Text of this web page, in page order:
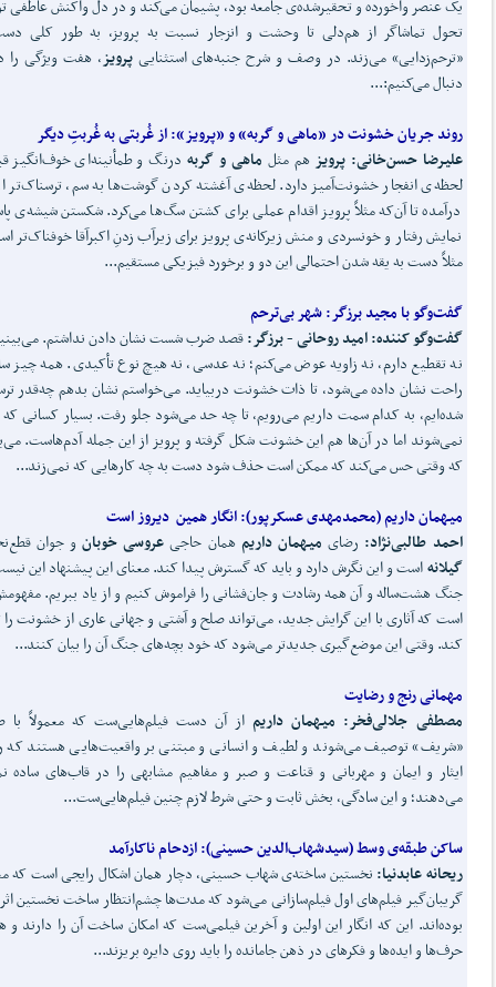
یک عنصر واخورده و تحقیرشده‌ی جامعه بود، پشیمان می‌کند و در دل واکنش عاطفی
تحول تماشاگر از هم‌دلی تا وحشت و انزجار نسبت به پرویز، به طور کلی
«ترحم‌زدایی» می‌زند. در وصف و شرح جنبه‌های استثناییپرویز، هفت ویژگی را
دنبال می‌کنیم:...
روند جریان خشونت در «ماهی و گربه» و «پرویز»:از غُربتی به غُربتِ دیگر
علیرضا حسنخانی:پرویزهم مثل ماهی و گربه درنگ و طمأنینه‌ای خوف‌انگیز
لحظه‌ی انفجار خشونت‌آمیز دارد. لحظه‌ی آغشته کردن گوشت‌ها به سم، ترسناک‌تر
درآمده تا آن‌که مثلاً پرویز اقدام عملی برای کشتن‌ سگ‌ها می‌کرد. شکستن شیشه‌ی
نمایش رفتار و خونسردی و منش زیرکانه‌ی پرویز برای زیرآب زدنِ اکبرآقا خوفناک‌تر
مثلاً دست به یقه شدن احتمالی این دو و برخورد فیزیکی مستقیم...
گفتوگو با مجید برزگر:شهر بیترحم
گفت‌و‌گو کننده: امید روحانی - برزگر:قصد ضرب شست نشان دادن نداشتم.
نه تقطیع دارم، نه زاویه عوض می‌کنم؛ نه عدسی، نه هیچ نوع تأکیدی. همه چیز
راحت نشان داده می‌شود، تا ذات خشونت دربیاید. می‌خواستم نشان بدهم چه‌قدر
شده‌ایم، به کدام سمت داریم می‌رویم، تا چه حد می‌شود جلو رفت. بسیار کسانی که
نمی‌شوند اما در آن‌ها هم این خشونت شکل گرفته و پرویز از این جمله آدم‌هاست.
که وقتی حس می‌کند که ممکن است حذف شود دست به چه کارهایی که نمی‌زند...
میهمان داریم(محمدمهدی عسکرپور):انگار همین دیروز است
احمد طالبینژاد: رضای میهمان داریم همان حاجی عروسی خوبانو جوان
گیلانهاست و این نگرش دارد و باید که گسترش پیدا کند. معنای این پیشنهاد این
جنگ هشت‌ساله و آن همه رشادت و جان‌فشانی را فراموش کنیم و از یاد ببریم.
است که آثاری با این گرایش جدید، می‌تواند صلح و آشتی و جهانی عاری از خشونت را
کند. وقتی این موضع‌گیری جدیدتر می‌شود که خود بچه‌های جنگ آن را بیان کنند...
مهمانی رنج و رضایت
مصطفی جلالی‏‌فخر: میهمان داریماز آن دست فیلم‏‌هایی‌ست که معمولاً
«شریف» توصیف می‏‌شوند و لطیف و انسانی و مبتنی بر واقعیت‏‌هایی هستند که
ایثار و ایمان و مهربانی و قناعت و صبر و مفاهیم مشابهی را در قاب‏‌های ساده
می‏‌دهند؛ و این سادگی، بخش ثابت و حتی شرط لازم چنین فیلم‏‌هایی‌ست...
ساکن طبقه‌ی وسط (سیدشهابالدین حسینی):ازدحام ناکارآمد
ریحانه عابدنیا: نخستین ساخته‌ی شهاب حسینی، دچار همان اشکال رایجی است که
گریبان‌گیر فیلم‌های اول فیلم‌سازانی می‌شود که مدت‌ها چشم‌انتظار ساخت نخستین
بوده‌اند. این که انگار این اولین و آخرین فیلمی‌ست که امکان ساخت آن را دارند
حرف‌ها و ایده‌ها و فکرهای در ذهن جامانده را باید روی دایره بریزند...